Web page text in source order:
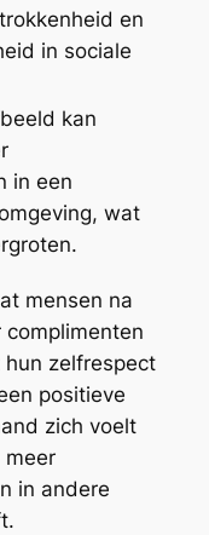
en
in sociale
kan
in een
wat
mensen na
zelfrespect
positieve
zich voelt
meer
in andere